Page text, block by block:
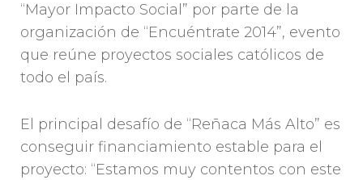
“Mayor Impacto Social” por parte de la
organización de “Encuéntrate 2014”, evento
que reúne proyectos sociales católicos de
todo el país.
El principal desafío de “Reñaca Más Alto” es
conseguir financiamiento estable para el
proyecto: “Estamos muy contentos con este